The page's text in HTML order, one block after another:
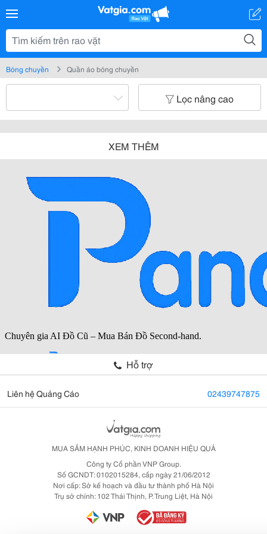
Bóng chuyền Quần áo bóng chuyền
Lọc nâng cao
XEM THÊM
Hỗ trợ
Liên hệ Quảng Cáo 02439747875
MUA SẮM HẠNH PHÚC, KINH DOANH HIỆU QUẢ
Công ty Cổ phần VNP Group.
Số GCNDT: 0102015284, cấp ngày 21/06/2012
Nơi cấp: Sở kế hoạch và đầu tư thành phố Hà Nội
Trụ sở chính: 102 Thái Thịnh, P. Trung Liệt, Hà Nội